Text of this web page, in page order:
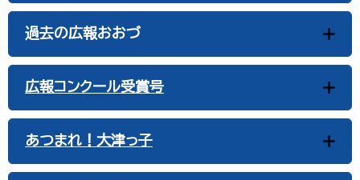
過去の広報おおづ
広報コンクール受賞号
あつまれ！大津っ子